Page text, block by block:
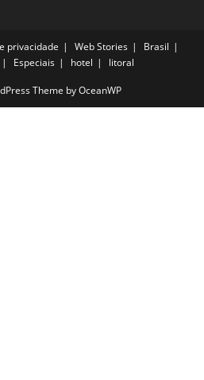
privacidade Web Stories
Brasil
Especiais hotel litoral
Theme by OceanWP